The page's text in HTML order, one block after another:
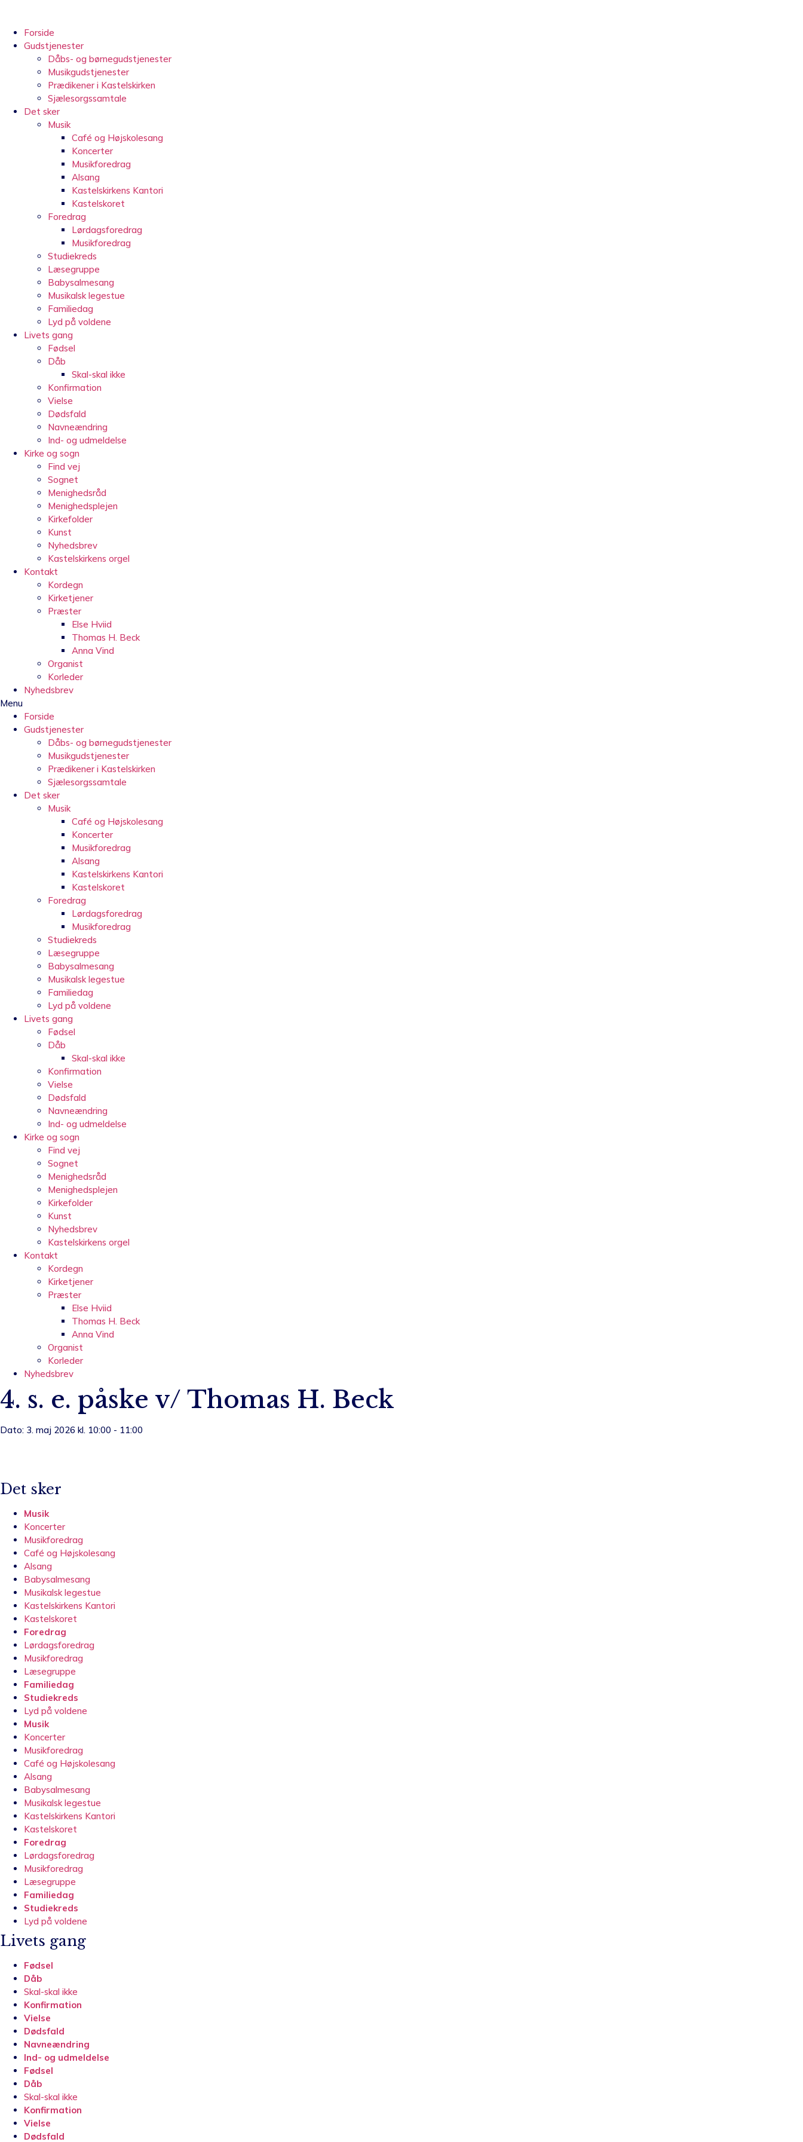
indholdForside
Gudstjenester
Dåbs- og børnegudstjenester
Musikgudstjenester
Prædikener i Kastelskirken
Sjælesorgssamtale
Det sker
Musik
Café og Højskolesang
Koncerter
Musikforedrag
Alsang
Kastelskirkens Kantori
Kastelskoret
Foredrag
Lørdagsforedrag
Musikforedrag
Studiekreds
Læsegruppe
Babysalmesang
Musikalsk legestue
Familiedag
Lyd på voldene
Livets gang
Fødsel
Dåb
Skal-skal ikke
Konfirmation
Vielse
Dødsfald
Navneændring
Ind- og udmeldelse
Kirke og sogn
Find vej
Sognet
Menighedsråd
Menighedsplejen
Kirkefolder
Kunst
Nyhedsbrev
Kastelskirkens orgel
Kontakt
Kordegn
Kirketjener
Præster
Else Hviid
Thomas H. Beck
Anna Vind
Organist
Korleder
Nyhedsbrev
Menu
Forside
Gudstjenester
Dåbs- og børnegudstjenester
Musikgudstjenester
Prædikener i Kastelskirken
Sjælesorgssamtale
Det sker
Musik
Café og Højskolesang
Koncerter
Musikforedrag
Alsang
Kastelskirkens Kantori
Kastelskoret
Foredrag
Lørdagsforedrag
Musikforedrag
Studiekreds
Læsegruppe
Babysalmesang
Musikalsk legestue
Familiedag
Lyd på voldene
Livets gang
Fødsel
Dåb
Skal-skal ikke
Konfirmation
Vielse
Dødsfald
Navneændring
Ind- og udmeldelse
Kirke og sogn
Find vej
Sognet
Menighedsråd
Menighedsplejen
Kirkefolder
Kunst
Nyhedsbrev
Kastelskirkens orgel
Kontakt
Kordegn
Kirketjener
Præster
Else Hviid
Thomas H. Beck
Anna Vind
Organist
Korleder
Nyhedsbrev
4. s. e. påske v/ Thomas H. Beck
Dato: 3. maj 2026 kl. 10:00 - 11:00
Det sker
Musik
Koncerter
Musikforedrag
Café og Højskolesang
Alsang
Babysalmesang
Musikalsk legestue
Kastelskirkens Kantori
Kastelskoret
Foredrag
Lørdagsforedrag
Musikforedrag
Læsegruppe
Familiedag
Studiekreds
Lyd på voldene
Musik
Koncerter
Musikforedrag
Café og Højskolesang
Alsang
Babysalmesang
Musikalsk legestue
Kastelskirkens Kantori
Kastelskoret
Foredrag
Lørdagsforedrag
Musikforedrag
Læsegruppe
Familiedag
Studiekreds
Lyd på voldene
Livets gang
Fødsel
Dåb
Skal-skal ikke
Konfirmation
Vielse
Dødsfald
Navneændring
Ind- og udmeldelse
Fødsel
Dåb
Skal-skal ikke
Konfirmation
Vielse
Dødsfald